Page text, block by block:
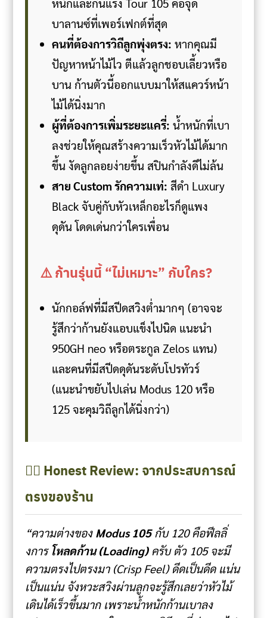
หนักและกินแรง Tour 105 คือจุด
บาลานซ์ที่เพอร์เฟกต์ที่สุด
คนที่ต้องการวิถีลูกพุ่งตรง: หากคุณมี
ปัญหาหน้าไม้ไว ตีแล้วลูกชอบเลี้ยวหรือ
บาน ก้านตัวนี้ออกแบบมาให้สแควร์หน้า
ไม้ได้นิ่งมาก
ผู้ที่ต้องการเพิ่มระยะแครี่: น้ำหนักที่เบา
ลงช่วยให้คุณสร้างความเร็วหัวไม้ได้มาก
ขึ้น งัดลูกลอยง่ายขึ้น สปินกำลังดีไม่ล้น
สาย Custom รักความเท่: สีดำ Luxury
Black จับคู่กับหัวเหล็กอะไรก็ดูแพง
ดุดัน โดดเด่นกว่าใครเพื่อน
⚠️ ก้านรุ่นนี้ “ไม่เหมาะ” กับใคร?
นักกอล์ฟที่มีสปีดสวิงต่ำมากๆ (อาจจะ
รู้สึกว่าก้านยังแอบแข็งไปนิด แนะนำ
950GH neo หรือตระกูล Zelos แทน)
และคนที่มีสปีดดุดันระดับโปรทัวร์
(แนะนำขยับไปเล่น Modus 120 หรือ
125 จะคุมวิถีลูกได้นิ่งกว่า)
🏌️‍♂️ Honest Review: จากประสบการณ์
ตรงของร้าน
“ความต่างของ Modus 105กับ 120 คือฟีลลิ่
งการ โหลดก้าน (Loading)ครับ ตัว 105 จะมี
ความตรงไปตรงมา (Crisp Feel) ดีดเป็นดีด แน่น
เป็นแน่น จังหวะสวิงผ่านลูกจะรู้สึกเลยว่าหัวไม้
เดินได้เร็วขึ้นมาก เพราะน้ำหนักก้านเบาลง